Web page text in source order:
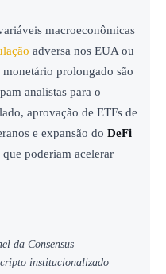
macroeconômicas
adversa nos EUA ou
prolongado são
analistas para o
aprovação de ETFs de
e expansão do DeFi
poderiam acelerar
da Consensus
institucionalizado